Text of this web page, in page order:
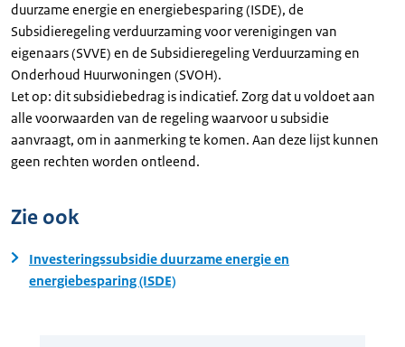
duurzame energie en energiebesparing (ISDE), de
Subsidieregeling verduurzaming voor verenigingen van
eigenaars (SVVE) en de Subsidieregeling Verduurzaming en
Onderhoud Huurwoningen (SVOH).
Let op: dit subsidiebedrag is indicatief. Zorg dat u voldoet aan
alle voorwaarden van de regeling waarvoor u subsidie
aanvraagt, om in aanmerking te komen. Aan deze lijst kunnen
geen rechten worden ontleend.
Zie ook
Investeringssubsidie duurzame energie en
energiebesparing (ISDE)